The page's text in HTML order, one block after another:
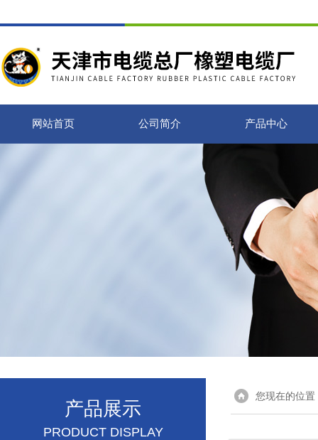
网站首页 公司简介 产品中心
产品展示
PRODUCT DISPLAY
您现在的位置